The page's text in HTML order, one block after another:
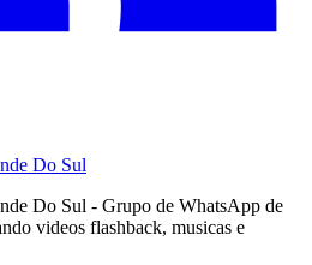
Do Sul
Do Sul - Grupo de WhatsApp de
videos flashback, musicas e